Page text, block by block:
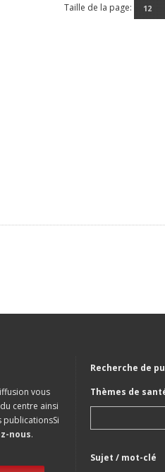
Taille de la page:
vous
centre ainsi
publicationsSi
nous.
Recherche de
Thèmes de
Sujet / mot-clé